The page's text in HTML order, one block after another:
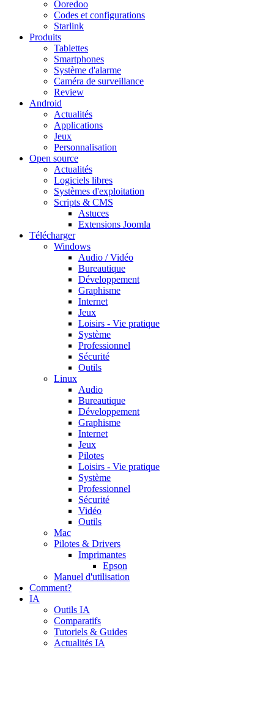
Ooredoo
Codes et configurations
Starlink
Produits
Tablettes
Smartphones
Système d'alarme
Caméra de surveillance
Review
Android
Actualités
Applications
Jeux
Personnalisation
Open source
Actualités
Logiciels libres
Systèmes d'exploitation
Scripts & CMS
Astuces
Extensions Joomla
Télécharger
Windows
Audio / Vidéo
Bureautique
Développement
Graphisme
Internet
Jeux
Loisirs - Vie pratique
Système
Professionnel
Sécurité
Outils
Linux
Audio
Bureautique
Développement
Graphisme
Internet
Jeux
Pilotes
Loisirs - Vie pratique
Système
Professionnel
Sécurité
Vidéo
Outils
Mac
Pilotes & Drivers
Imprimantes
Epson
Manuel d'utilisation
Comment?
IA
Outils IA
Comparatifs
Tutoriels & Guides
Actualités IA